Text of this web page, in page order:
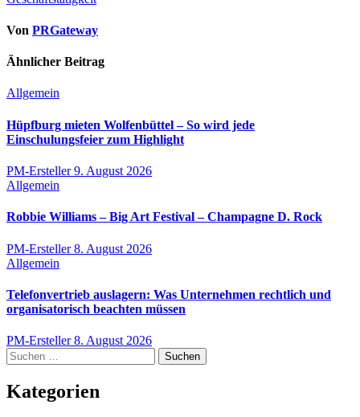
Von PRGateway
Ähnlicher Beitrag
Allgemein
Hüpfburg mieten Wolfenbüttel – So wird jede
Einschulungsfeier zum Highlight
PM-Ersteller9. August 2026
Allgemein
Robbie Williams – Big Art Festival – Champagne D. Rock
PM-Ersteller8. August 2026
Allgemein
Telefonvertrieb auslagern: Was Unternehmen rechtlich und
organisatorisch beachten müssen
PM-Ersteller8. August 2026
Suchen
nach:
Kategorien